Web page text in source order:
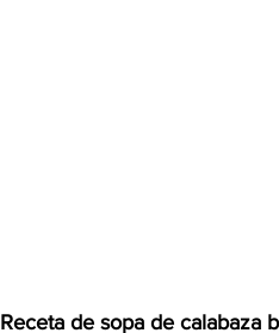
Receta de sopa de calabaza